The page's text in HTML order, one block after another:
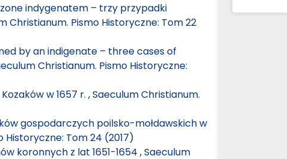
indygenatem – trzy przypadki
Christianum. Pismo Historyczne: Tom 22
by an indigenate – three cases of
Christianum. Pismo Historyczne:
w 1657 r. ,Saeculum Christianum.
gospodarczych poilsko-mołdawskich w
Historyczne: Tom 24 (2017)
koronnych z lat 1651-1654 ,Saeculum